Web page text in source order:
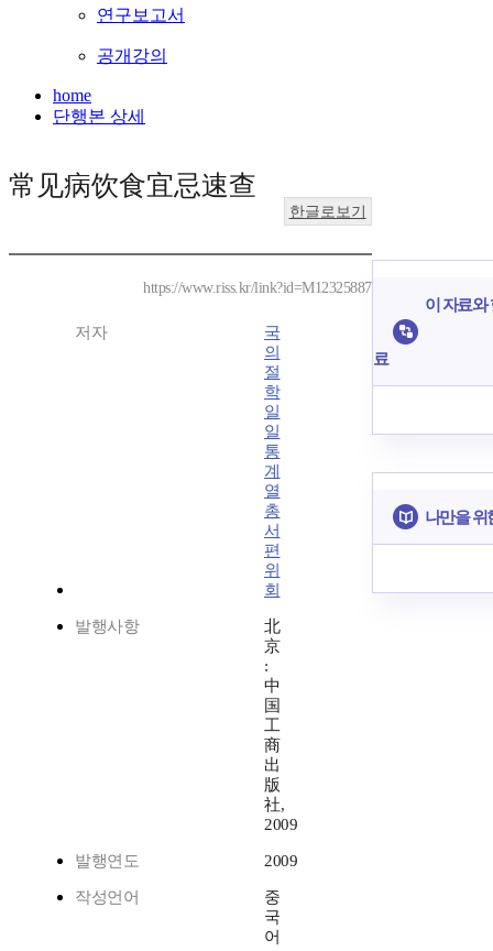
연구보고서
공개강의
home
단행본 상세
常见病饮食宜忌速查
한글로보기
https://www.riss.kr/link?id=M12325887
저자
국
의
절
학
일
일
통
계
열
총
서
편
위
회
발행사항
北
京
:
中
国
工
商
出
版
社,
2009
발행연도 2009
작성언어
중
국
어
이 자료와
료
나만을 위